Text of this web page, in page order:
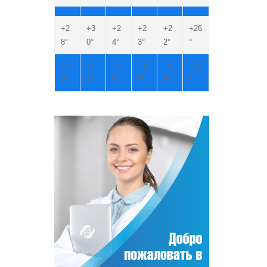
+2
8°
+3
0°
+2
4°
+2
3°
+2
2°
+26
°
+1
7°
+1
7°
+1
7°
+1
7°
+1
3°
+13
°